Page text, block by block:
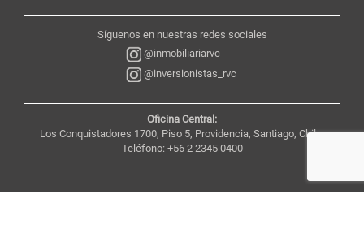
Síguenos en nuestras redes sociales
@inmobiliariarvc
@inversionistas_rvc
Oficina Central:
Los Conquistadores 1700, Piso 5, Providencia, Santiago, Chile,
Teléfono: +56 2 2345 0400